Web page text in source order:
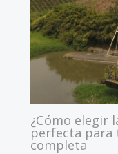
¿Cómo elegir
perfecta para
completa